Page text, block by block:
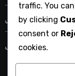
الصحية، التفاعلات
الصحية، التفاعلات
traffic. You
by clicking
consent or
cookies.